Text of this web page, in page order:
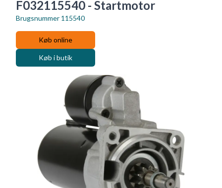
F032115540 - Startmotor
Brugsnummer 115540
Køb online
Køb i butik